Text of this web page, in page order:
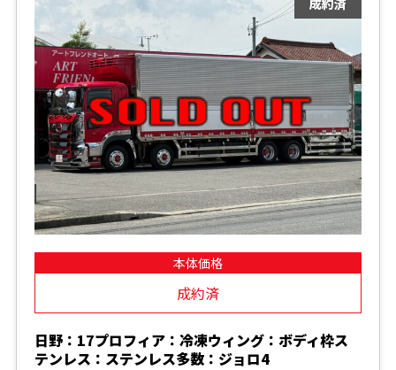
本体価格
成約済
日野：17プロフィア：冷凍ウィング：ボディ枠ス
テンレス：ステンレス多数：ジョロ4